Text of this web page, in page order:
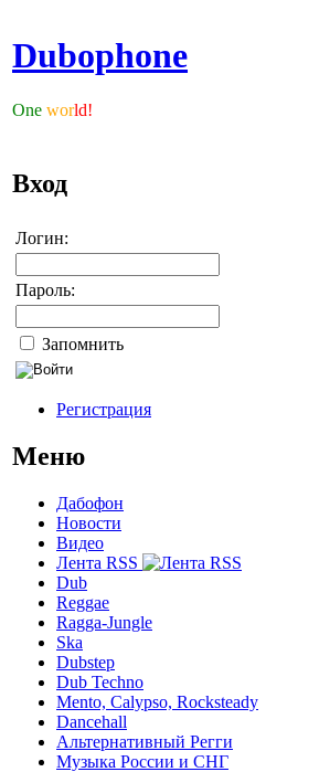
Dubophone
One world!
Вход
Логин:
Пароль:
Запомнить
Регистрация
Меню
Дабофон
Новости
Видео
Лента RSS
Dub
Reggae
Ragga-Jungle
Ska
Dubstep
Dub Techno
Mento, Calypso, Rocksteady
Dancehall
Альтернативный Регги
Музыка России и СНГ